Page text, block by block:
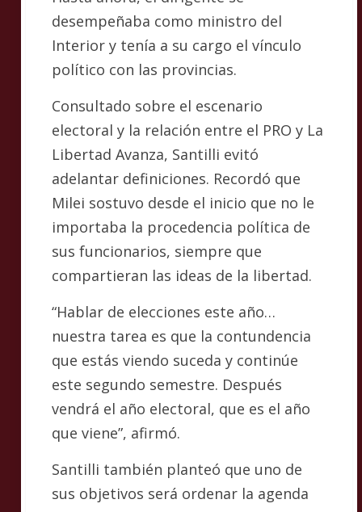
desempeñaba como ministro del
Interior y tenía a su cargo el vínculo
político con las provincias.
Consultado sobre el escenario
electoral y la relación entre el PRO y La
Libertad Avanza, Santilli evitó
adelantar definiciones. Recordó que
Milei sostuvo desde el inicio que no le
importaba la procedencia política de
sus funcionarios, siempre que
compartieran las ideas de la libertad.
“Hablar de elecciones este año…
nuestra tarea es que la contundencia
que estás viendo suceda y continúe
este segundo semestre. Después
vendrá el año electoral, que es el año
que viene”, afirmó.
Santilli también planteó que uno de
sus objetivos será ordenar la agenda